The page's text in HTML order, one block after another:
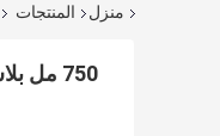
منزل المنتجات
750 مل بلاستيكي رقمي منزلي أولتراسونيك منظف ل كاذب أسنان نظيف